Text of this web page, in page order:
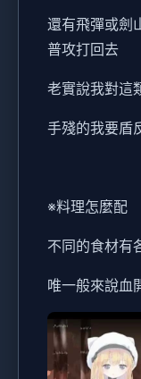
還有飛彈或劍
普攻打回去
老實說我對這
手殘的我要盾
※料理怎麼配
不同的食材有
唯一般來說血